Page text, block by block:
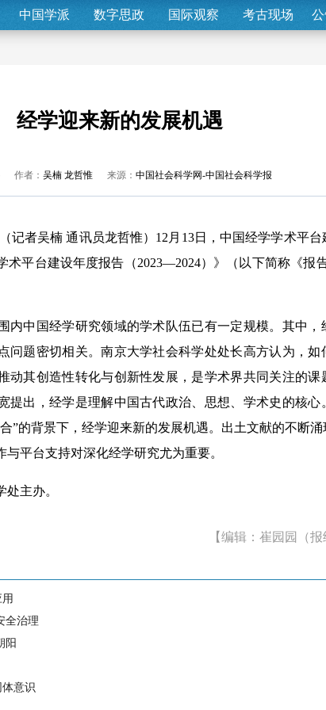
中国学派 数字思政 国际观察 考古现场
经学迎来新的发展机遇
作者： 吴楠 龙哲惟 来源： 中国社会科学网-中国社会科学报
（记者吴楠 通讯员龙哲惟）12月13日，中国经学学术平
术平台建设年度报告（2023—2024）》（以下简称《报
中国经学研究领域的学术队伍已有一定规模。其中，
问题密切相关。南京大学社会科学处处长高方认为，如
动其创造性转化与创新性发展，是学术界共同关注的课
提出，经学是理解中国古代政治、思想、学术史的核心
”的背景下，经学迎来新的发展机遇。出土文献的不断
平台支持对深化经学研究尤为重要。
主办。
【编辑：崔园园（
全治理
阳
意识